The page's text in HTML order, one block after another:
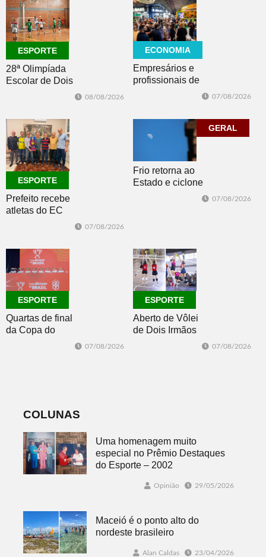
ESPORTE
28ª Olimpíada
Escolar de Dois
08/08/2026
ECONOMIA
Empresários e
profissionais de
07/08/2026
ESPORTE
Prefeito recebe
atletas do EC
Master 65+
07/08/2026
GERAL
Frio retorna ao
Estado e ciclone
07/08/2026
ESPORTE
Quartas de final
da Copa do
Brasil 2026: veja
07/08/2026
ESPORTE
Aberto de Vôlei
de Dois Irmãos
07/08/2026
COLUNAS
Uma homenagem muito
especial no Prêmio Destaques
do Esporte – 2002
Opinião 29/05/2026
Maceió é o ponto alto do
nordeste brasileiro
Alan Caldas 23/04/2026